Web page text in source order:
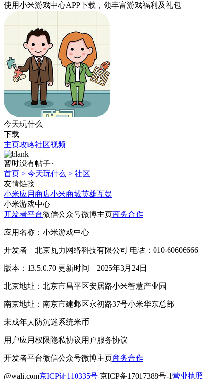
使用小米游戏中心APP下载 ，领丰富游戏福利 及礼包
今天玩什么
下载
主页攻略社区视频
暂时没有帖子~
首页 > 今天玩什么 > 社区
友情链接
小米应用商店小米商城英雄互娱
小米游戏中心
开发者平台微信公众号微博主页商务合作
应用名称：小米游戏中心
开发者：北京瓦力网络科技有限公司 电话：010-60606666
版本：13.5.0.70 更新时间：2025年3月24日
北京地址：北京市昌平区安居路小米智慧产业园
南京地址：南京市建邺区永初路37号小米华东总部
未成年人防沉迷系统米币
用户应用权限隐私协议用户服务协议
开发者平台微信公众号微博主页商务合作
@wali.com京ICP证110335号 京ICP备17017388号-1营业执照